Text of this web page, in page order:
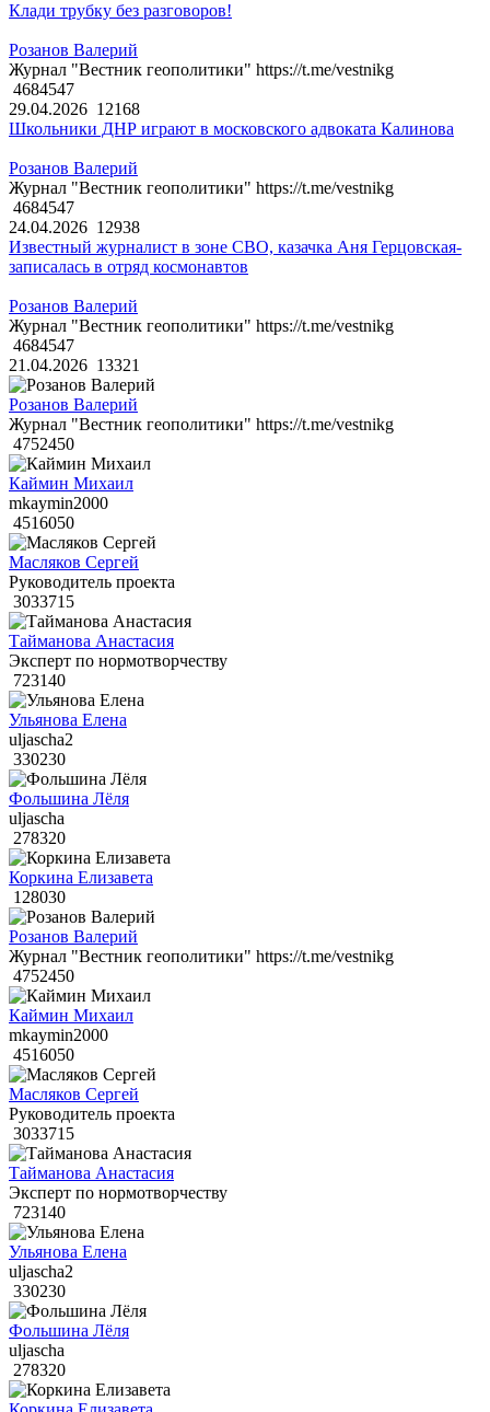
Клади трубку без разговоров!
Розанов Валерий
Журнал "Вестник геополитики" https://t.me/vestnikg
4684547
29.04.2026 12168
Школьники ДНР играют в московского адвоката Калинова
Розанов Валерий
Журнал "Вестник геополитики" https://t.me/vestnikg
4684547
24.04.2026 12938
Известный журналист в зоне СВО, казачка Аня Герцовская-
записалась в отряд космонавтов
Розанов Валерий
Журнал "Вестник геополитики" https://t.me/vestnikg
4684547
21.04.2026 13321
Розанов Валерий
Журнал "Вестник геополитики" https://t.me/vestnikg
4752450
Каймин Михаил
mkaymin2000
4516050
Масляков Сергей
Руководитель проекта
3033715
Тайманова Анастасия
Эксперт по нормотворчеству
723140
Ульянова Елена
uljascha2
330230
Фольшина Лёля
uljascha
278320
Коркина Елизавета
128030
Розанов Валерий
Журнал "Вестник геополитики" https://t.me/vestnikg
4752450
Каймин Михаил
mkaymin2000
4516050
Масляков Сергей
Руководитель проекта
3033715
Тайманова Анастасия
Эксперт по нормотворчеству
723140
Ульянова Елена
uljascha2
330230
Фольшина Лёля
uljascha
278320